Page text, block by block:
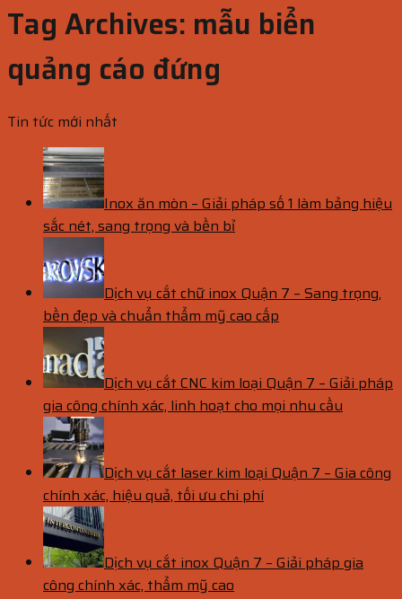
Tag Archives: mẫu biển
quảng cáo đứng
Tin tức mới nhất
Inox ăn mòn – Giải pháp số 1 làm bảng hiệu
sắc nét, sang trọng và bền bỉ
Dịch vụ cắt chữ inox Quận 7 – Sang trọng,
bền đẹp và chuẩn thẩm mỹ cao cấp
Dịch vụ cắt CNC kim loại Quận 7 – Giải pháp
gia công chính xác, linh hoạt cho mọi nhu cầu
Dịch vụ cắt laser kim loại Quận 7 – Gia công
chính xác, hiệu quả, tối ưu chi phí
Dịch vụ cắt inox Quận 7 – Giải pháp gia
công chính xác, thẩm mỹ cao